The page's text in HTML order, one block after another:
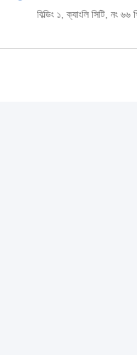
বিল্ডিং ১, ক্যাংলি সিটি, নং